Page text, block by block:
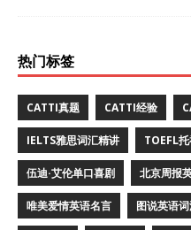
热门标签
CATTI真题 CATTI经验
IELTS雅思词汇精讲 TOEFL
伍迪·艾伦单口喜剧 北京周报
唯美爱情英语名言 图说英语